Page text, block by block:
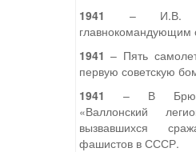
1941 – И.В.
главнокомандующим
1941 – Пять
первую советскую
1941 – В
«Валлонский
вызвавшихся
фашистов в СССР.